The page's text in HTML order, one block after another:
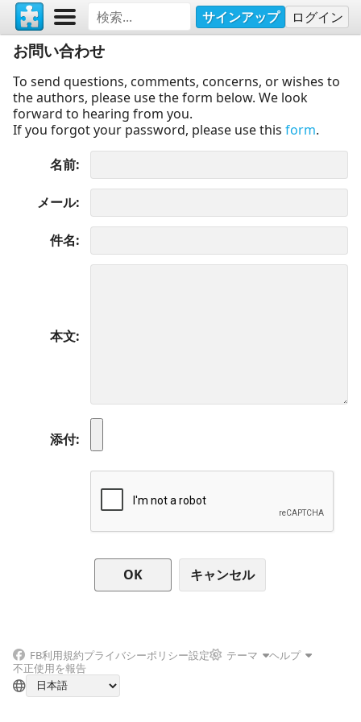
サインアップ ログイン
お問い合わせ
To send questions, comments, concerns, or wishes to
the authors, please use the form below. We look
forward to hearing from you.
If you forgot your password, please use this form.
名前
メール
件名
本文
添付
キャンセル
FB利用規約プライバシーポリシー設定 テーマ
ヘルプ
不正使用を報告